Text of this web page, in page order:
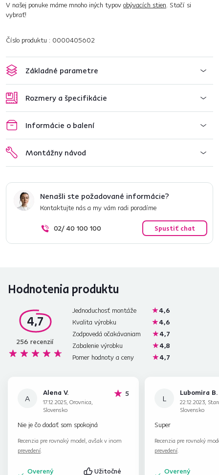
V našej ponuke máme mnoho iných typov obývacích stien. Stačí si
vybrať!
Číslo produktu : 0000405602
Základné parametre
Rozmery a špecifikácie
Informácie o balení
Montážny návod
Nenašli ste požadované informácie?
Kontaktujte nás a my vám radi poradíme
02/ 40 100 100 Spustiť chat
Hodnotenia produktu
4,7
256 recenzií
Jednoduchosť montáže
4,6
Kvalita výrobku
4,6
Zodpovedá očakávaniam
4,7
Zabalenie výrobku
4,8
Pomer hodnoty a ceny
4,7
A
Alena V.
17.12.2025, Orovnica,
Slovensko
5hviezdičiek
Nie je čo dodať som spokojná
Recenzia pre rovnaký model, avšak v inom
prevedení.
Overený
Užitočné
L
Lubomira B.
22.12.2023,
Slovensko
Super
Recenzia pre rovnaký
prevedení.
Overený